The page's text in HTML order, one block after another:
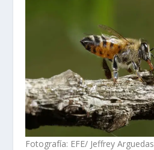
Fotografía: EFE/ Jeffrey Arguedas